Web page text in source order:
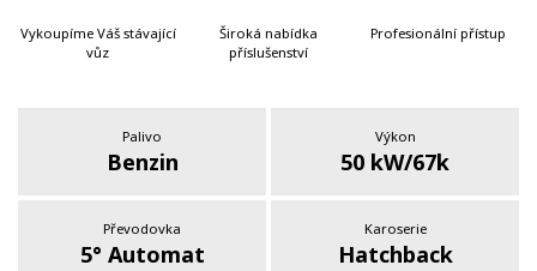
Vykoupíme Váš stávající
vůz
Široká nabídka
příslušenství
Profesionální přístup
Palivo
Benzin
Výkon
50 kW/67k
Převodovka
5° Automat
Karoserie
Hatchback